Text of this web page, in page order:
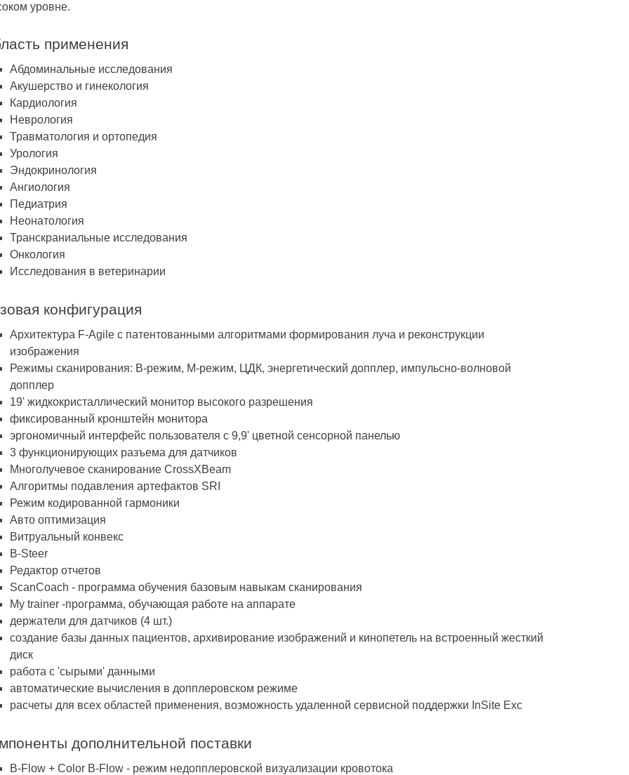
уровне.
применения
Абдоминальные исследования
Акушерство и гинекология
Кардиология
Неврология
Травматология и ортопедия
Урология
Эндокринология
Ангиология
Педиатрия
Неонатология
Транскраниальные исследования
Онкология
Исследования в ветеринарии
конфигурация
Архитектура F-Agile с патентованными алгоритмами формирования луча и реконструкции
изображения
Режимы сканирования: В-режим, М-режим, ЦДК, энергетический допплер, импульсно-волновой
допплер
19' жидкокристаллический монитор высокого разрешения
фиксированный кронштейн монитора
эргономичный интерфейс пользователя с 9,9' цветной сенсорной панелью
3 функционирующих разъема для датчиков
Многолучевое сканирование CrossXBeam
Алгоритмы подавления артефактов SRI
Режим кодированной гармоники
Авто оптимизация
Витруальный конвекс
B-Steer
Редактор отчетов
ScanCoach - программа обучения базовым навыкам сканирования
My trainer -программа, обучающая работе на аппарате
держатели для датчиков (4 шт.)
создание базы данных пациентов, архивирование изображений и кинопетель на встроенный жесткий
диск
работа с 'сырыми' данными
автоматические вычисления в допплеровском режиме
расчеты для всех областей применения, возможность удаленной сервисной поддержки InSite Exc
дополнительной поставки
B-Flow + Color B-Flow - режим недопплеровской визуализации кровотока